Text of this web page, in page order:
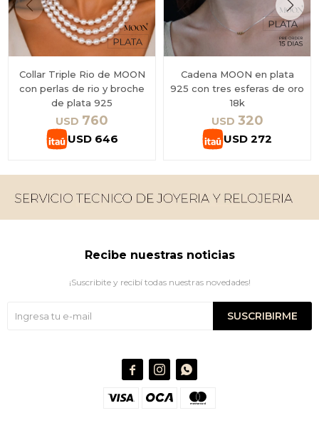
Collar Triple Rio de MOON
con perlas de rio y broche
de plata 925
USD 760
USD 646
Cadena MOON en plata
925 con tres esferas de oro
18k
USD 320
USD 272
Recibe nuestras noticias
¡Suscribite y recibí todas nuestras novedades!
SUSCRIBIRME
  